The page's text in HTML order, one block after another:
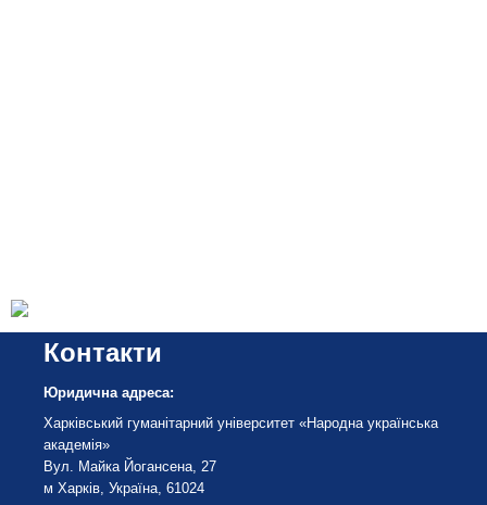
Контакти
Юридична адреса:
Харківський гуманітарний університет «Народна українська
академія»
Вул. Майка Йогансена, 27
м Харків, Україна, 61024